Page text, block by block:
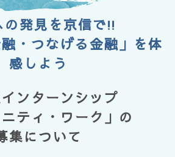
の発見を京信で!!
融・つなげる金融」を体
感しよう
ンターンシップ
ニティ・ワーク」の
集について